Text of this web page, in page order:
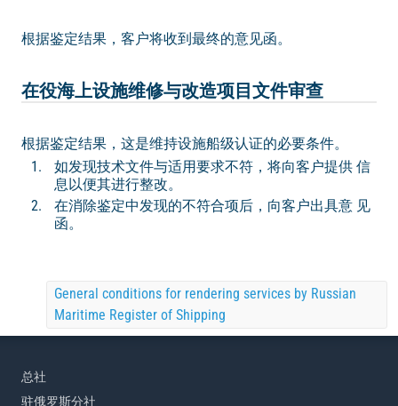
根据鉴定结果，客户将收到最终的意见函。
在役海上设施维修与改造项目文件审查
根据鉴定结果，这是维持设施船级认证的必要条件。
如发现技术文件与适用要求不符，将向客户提供 信
息以便其进行整改。
在消除鉴定中发现的不符合项后，向客户出具意 见
函。
General conditions for rendering services by Russian
Maritime Register of Shipping
总社
驻俄罗斯分社